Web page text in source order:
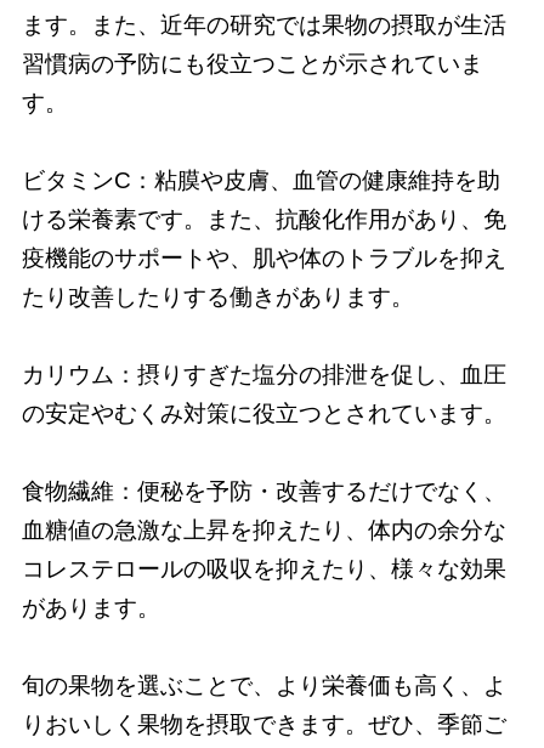
ます。また、近年の研究では果物の摂取が生活
習慣病の予防にも役立つことが示されていま
す。
ビタミンC：粘膜や皮膚、血管の健康維持を助
ける栄養素です。また、抗酸化作用があり、免
疫機能のサポートや、肌や体のトラブルを抑え
たり改善したりする働きがあります。
カリウム：摂りすぎた塩分の排泄を促し、血圧
の安定やむくみ対策に役立つとされています。
食物繊維：便秘を予防・改善するだけでなく、
血糖値の急激な上昇を抑えたり、体内の余分な
コレステロールの吸収を抑えたり、様々な効果
があります。
旬の果物を選ぶことで、より栄養価も高く、よ
りおいしく果物を摂取できます。ぜひ、季節ご